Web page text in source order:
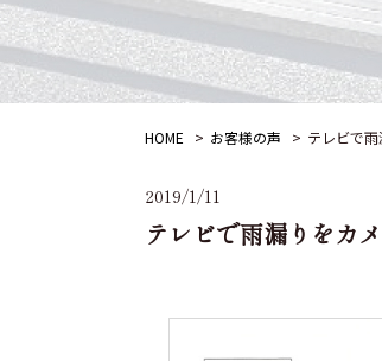
HOME お客様の声 テレビで
2019/1/11
テレビで雨漏りをカ